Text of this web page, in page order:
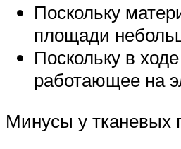
Поскольку
площади
Поскольку в
работающее на
Минусы у тканевых